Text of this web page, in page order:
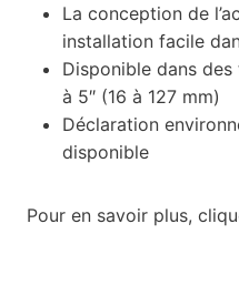
La conception de
installation facile
Disponible dans
à 5″ (16 à 127 mm)
Déclaration
disponible
Pour en savoir plus,